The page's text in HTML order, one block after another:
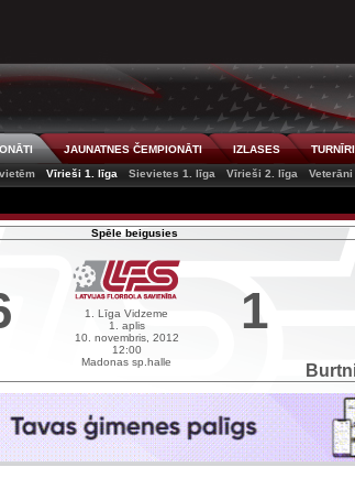
JAUNATNES ČEMPIONĀTI IZLASES TURNĪRI
Vīrieši 1. līga Sievietes 1. līga Vīrieši 2. līga Veterāni
Spēle beigusies
1. Līga Vidzeme
1. aplis
10. novembris, 2012
12:00
Madonas sp.halle
1